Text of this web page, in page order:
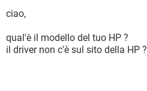
ciao,
qual'è il modello del tuo HP ?
il driver non c'è sul sito della HP ?